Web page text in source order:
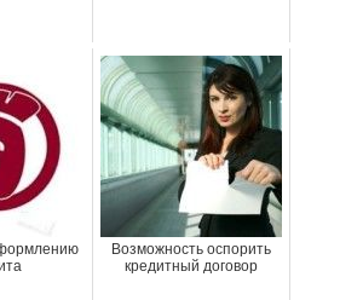
Возможность оспорить
кредитный договор